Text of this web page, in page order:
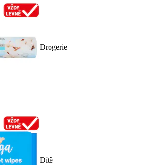
Drogerie
Dítě